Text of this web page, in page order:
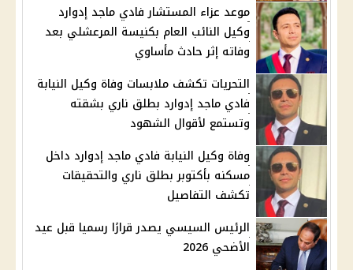
موعد عزاء المستشار فادي ماجد إدوارد
وكيل النائب العام بكنيسة المرعشلي بعد
وفاته إثر حادث مأساوي
التحريات تكشف ملابسات وفاة وكيل النيابة
فادي ماجد إدوارد بطلق ناري بشقته
وتستمع لأقوال الشهود
وفاة وكيل النيابة فادي ماجد إدوارد داخل
مسكنه بأكتوبر بطلق ناري والتحقيقات
تكشف التفاصيل
الرئيس السيسي يصدر قرارًا رسميا قبل عيد
الأضحي 2026